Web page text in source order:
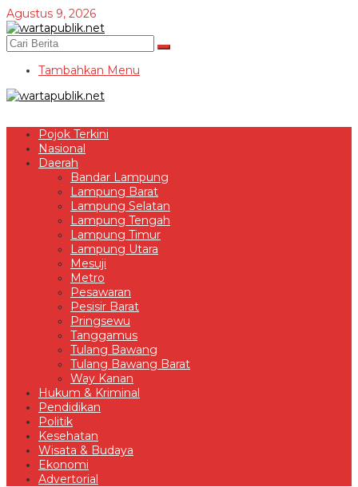
Lewati
ke
konten
Agustus 9, 2026
Tambahkan Menu
Pojok Terkini
Nasional
Daerah
Bandar Lampung
Lampung Barat
Lampung Selatan
Lampung Tengah
Lampung Timur
Lampung Utara
Mesuji
Metro
Pesawaran
Pesisir Barat
Pringsewu
Tanggamus
Tulang Bawang
Tulang Bawang Barat
Way Kanan
Hukum & Kriminal
Pendidikan
Politik
Kesehatan
Wisata & Budaya
Ekonomi
Advertorial